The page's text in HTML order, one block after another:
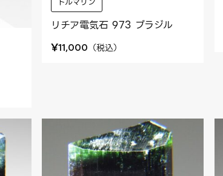
リチア電気石 973 ブラジル
¥11,000 （税込）